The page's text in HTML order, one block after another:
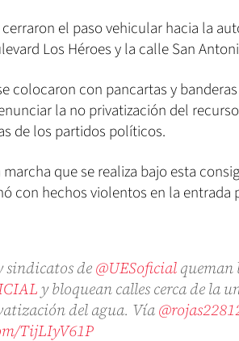
el paso vehicular hacia la
Los Héroes y la calle San
colocaron con pancartas y
la no privatización del
de los partidos políticos.
que se realiza bajo esta
con hechos violentos en la entrada
sindicatos de@UESoficialqueman
y bloquean calles cerca de la
del agua. Vía
TijLIyV61P